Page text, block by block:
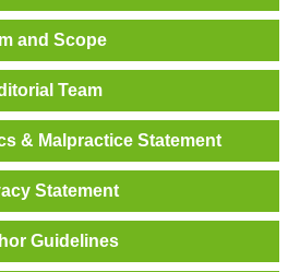
and Scope
Team
& Malpractice Statement
Statement
Guidelines